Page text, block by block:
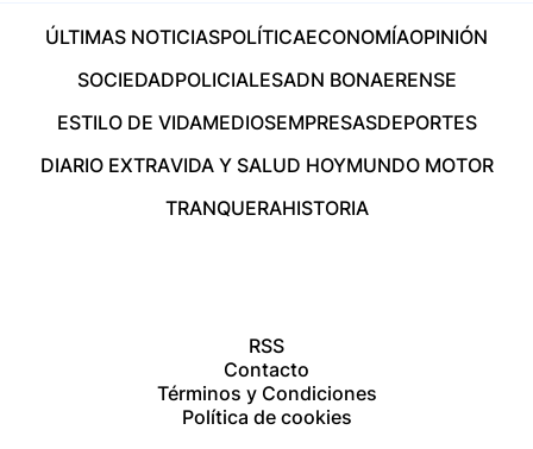
ÚLTIMAS NOTICIASPOLÍTICAECONOMÍAOPINIÓN
SOCIEDADPOLICIALESADN BONAERENSE
ESTILO DE VIDAMEDIOSEMPRESASDEPORTES
DIARIO EXTRAVIDA Y SALUD HOYMUNDO MOTOR
TRANQUERAHISTORIA
RSS
Contacto
Términos y Condiciones
Política de cookies